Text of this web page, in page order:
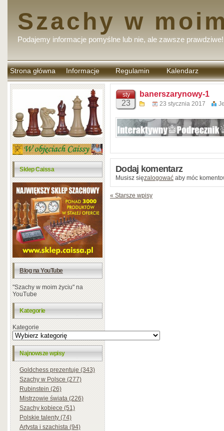
Szachy w
Podajemy informacje pomyślne lub nie, ale zawsze prawdziwe!
Strona główna Informacje Regulamin
komentarzy
Kalendarz
Sklep Caissa
Blog na YouTube
"Szachy w moim życiu" na
YouTube
Kategorie
Kategorie
Najnowsze wpisy
Goldchess prezentuje (343)
Szachy w Polsce (277)
Rubinstein (26)
Mistrzowie świata (226)
Szachy kobiece (51)
Polskie talenty (74)
Artysta i szachista (94)
sty
23
banerszarynowy-1
23 stycznia 2017
Dodaj komentarz
Musisz sięzalogować aby móc
« Starsze wpisy